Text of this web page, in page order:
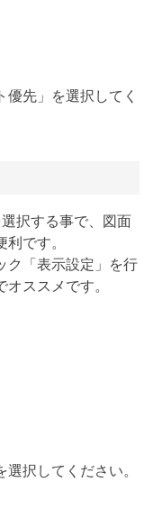
先」を選択してく
択する事で、図面
です。
ク「表示設定」を行
ススメです。
択してください。